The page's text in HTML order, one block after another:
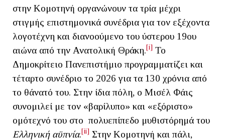
στην Κομοτηνή οργανώνουν τα τρία μέχρι
στιγμής επιστημονικά συνέδρια για τον εξέχοντα
λογοτέχνη και διανοούμενο του ύστερου 19ου
αιώνα από την Ανατολική Θράκη.[i] Το
Δημοκρίτειο Πανεπιστήμιο προγραμματίζει και
τέταρτο συνέδριο το 2026 για τα 130 χρόνια από
το θάνατό του. Στην ίδια πόλη, ο Μισέλ Φάις
συνομιλεί με τον «βαρίλυπο» και «εξόριστο»
ομότεχνό του στο πολυεπίπεδο μυθιστόρημά του
Ελληνική αϋπνία.[ii] Στην Κομοτηνή και πάλι,